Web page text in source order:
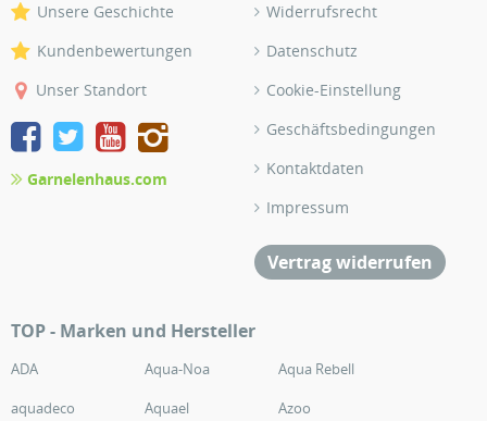
Unsere Geschichte
Kundenbewertungen
Unser Standort
Garnelenhaus.com
Widerrufsrecht
Datenschutz
Cookie-Einstellung
Geschäftsbedingungen
Kontaktdaten
Impressum
Vertrag widerrufen
TOP - Marken und Hersteller
ADA Aqua-Noa
Aqua Rebell
aquadeco
Aquael
Azoo